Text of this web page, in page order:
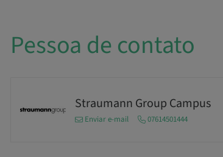
Pessoa de contato
Straumann Group Campus
Enviar e-mail 07614501444